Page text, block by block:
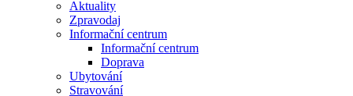
Aktuality
Zpravodaj
Informační centrum
Informační centrum
Doprava
Ubytování
Stravování